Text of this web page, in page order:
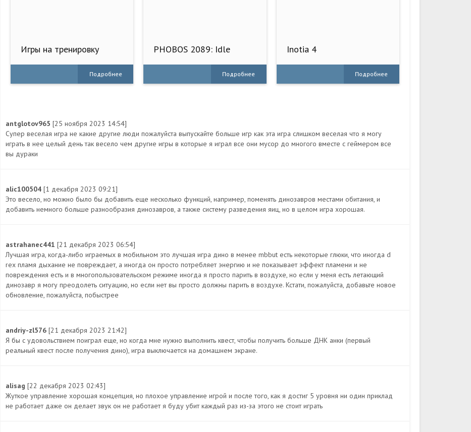
Игры на тренировку
Подробнее
PHOBOS 2089: Idle
Подробнее
Inotia 4
Подробнее
antglotov965 [25 ноября 2023 14:54]
Супер веселая игра не какие другие люди пожалуйста выпускайте больше игр как эта игра слишком веселая что я могу
играть в нее целый день так весело чем другие игры в которые я играл все они мусор до многого вместе с геймером все
вы дураки
alic100504 [1 декабря 2023 09:21]
Это весело, но можно было бы добавить еще несколько функций, например, поменять динозавров местами обитания, и
добавить немного больше разнообразия динозавров, а также систему разведения яиц, но в целом игра хорошая.
astrahanec441 [21 декабря 2023 06:54]
Лучшая игра, когда-либо играемых в мобильном это лучшая игра дино в менее mbbut есть некоторые глюки, что иногда d
rex пламя дыхание не повреждает, а иногда он просто потребляет энергию и не показывает эффект пламени и не
повреждения есть и в многопользовательском режиме иногда я просто парить в воздухе, но если у меня есть летающий
динозавр я могу преодолеть ситуацию, но если нет вы просто должны парить в воздухе. Кстати, пожалуйста, добавьте новое
обновление, пожалуйста, побыстрее
andriy-zl576 [21 декабря 2023 21:42]
Я бы с удовольствием поиграл еще, но когда мне нужно выполнить квест, чтобы получить больше ДНК анки (первый
реальный квест после получения дино), игра выключается на домашнем экране.
alisag [22 декабря 2023 02:43]
Жуткое управление хорошая концепция, но плохое управление игрой и после того, как я достиг 5 уровня ни один приклад
не работает даже он делает звук он не работает я буду убит каждый раз из-за этого не стоит играть